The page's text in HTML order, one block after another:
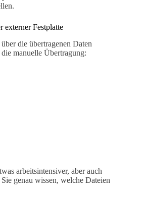
externer Festplatte
die übertragenen Daten
manuelle Übertragung:
arbeitsintensiver, aber auch
genau wissen, welche Dateien